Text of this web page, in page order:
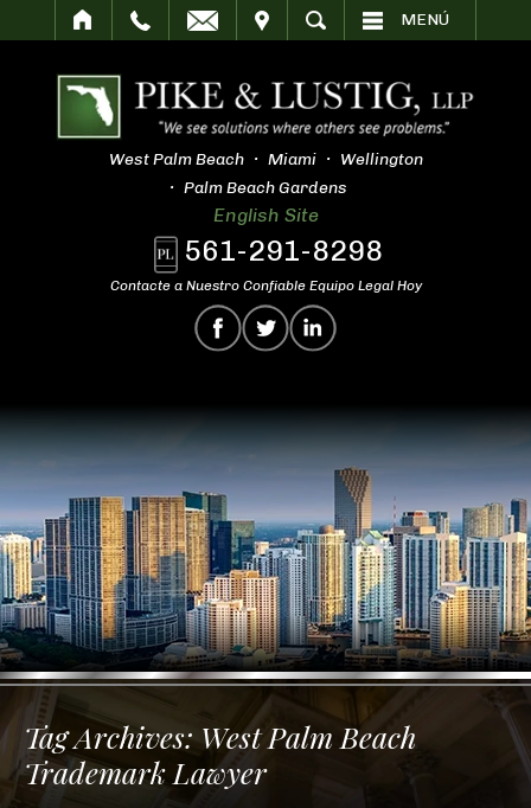
BUSCAR MENÚ
West Palm Beach Miami
Wellington
Palm Beach Gardens
English Site
561-291-8298
Contacte a Nuestro Confiable Equipo Legal Hoy
Tag Archives: West Palm Beach
Trademark Lawyer